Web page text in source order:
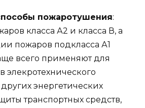
пожаротушения:
класса А2 и класса В, а
пожаров подкласса А1
всего применяют для
элекротехнического
энергетических
транспортных средств,